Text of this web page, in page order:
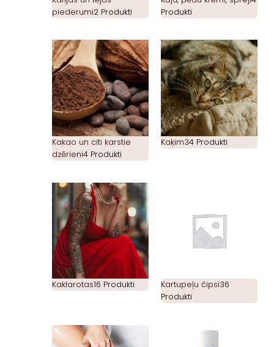
piederumi2 Produkti
Produkti
Kakao un citi karstie
dzērieni4 Produkti
Kaķim34 Produkti
Kaklarotas16 Produkti Kartupeļu čipsi36
Produkti